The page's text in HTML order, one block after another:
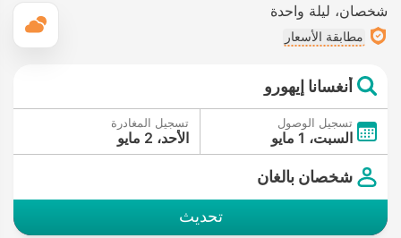
شخصان ليلة واحدة
مطابقة الأسعار
أنغسانا إيهورو
تسجيل الوصول
السبت، 1 مايو
تسجيل المغادرة
الأحد، 2 مايو
شخصان بالغان
تحديث